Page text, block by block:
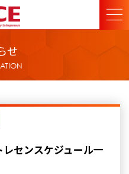
せ
レセンスケジュール一